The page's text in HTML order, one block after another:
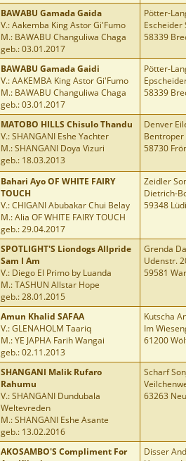
BAWABU Gamada Gaida
V.: Aakemba King Astor Gi'Fumo
M.: BAWABU Changuliwa Chaga
geb.: 03.01.2017
Pötter-
Escheider
58339
BAWABU Gamada Gaidi
V.: AAKEMBA King Astor Gi'Fumo
M.: BAWABU Changuliwa Chaga
geb.: 03.01.2017
Pötter-
58339
MATOBO HILLS Chisulo Thandu
V.: SHANGANI Eshe Yachter
M.: SHANGANI Doya Vizuri
geb.: 18.03.2013
Denver
Bentroper
58730
Bahari Ayo OF WHITE FAIRY
TOUCH
V.: CHIGANI Abubakar Chui Belay
M.: Alia OF WHITE FAIRY TOUCH
geb.: 29.04.2017
Zeidler
Dietrich-
59348
SPOTLIGHT'S Liondogs Allpride
Sam I Am
V.: Diego El Primo by Luanda
M.: TASHUN Allstar Hope
geb.: 28.01.2015
Grenda
Udenstr.
59581
Amun Khalid SAFAA
V.: GLENAHOLM Taariq
M.: YE JAPHA Farih Wangai
geb.: 02.11.2013
Kutscha
Im
61200
SHANGANI Malik Rufaro
Rahumu
V.: SHANGANI Dundubala
Weltevreden
M.: SHANGANI Eshe Asante
geb.: 13.02.2016
Scharf
63263
AKOSAMBO'S Compliment For
Disser